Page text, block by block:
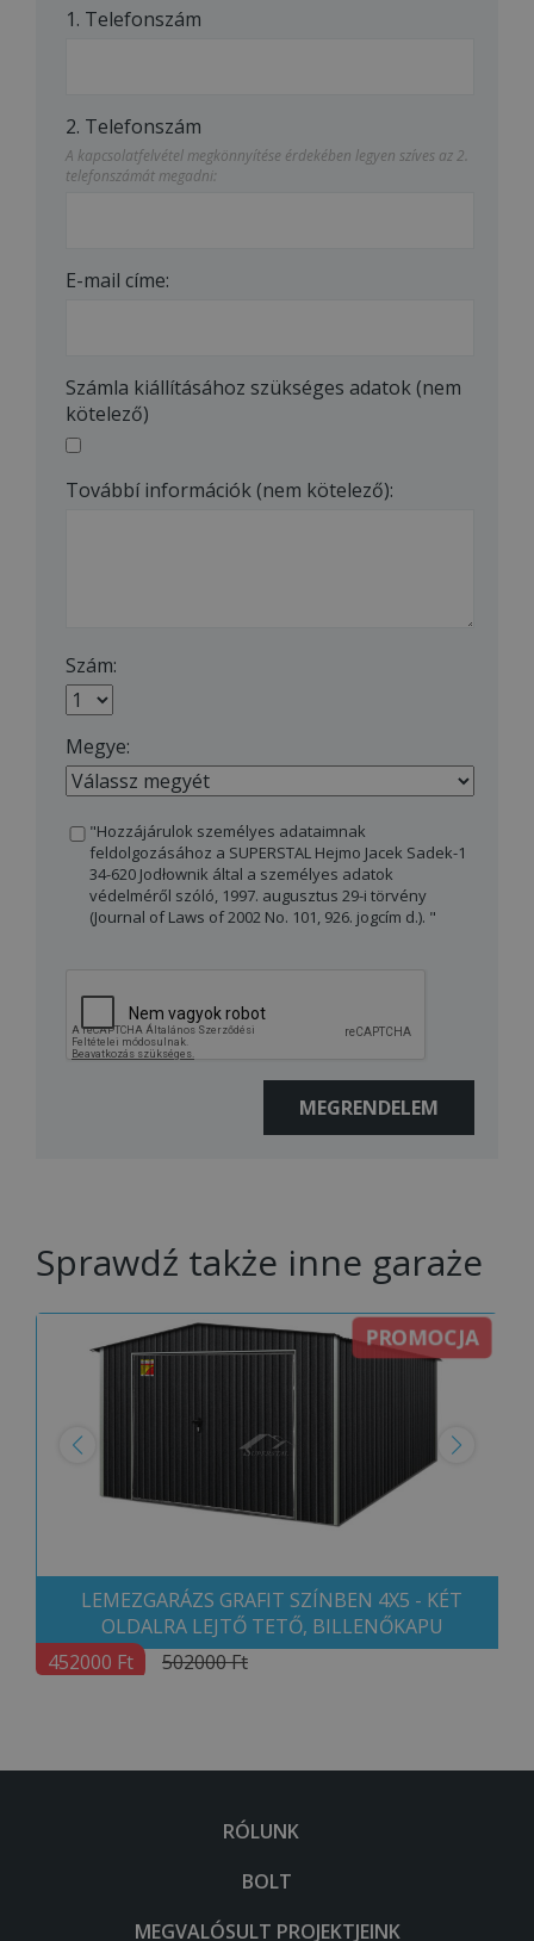
1. Telefonszám
2. Telefonszám
A kapcsolatfelvétel megkönnyítése érdekében legyen szíves az 2.
telefonszámát megadni:
E-mail címe:
Számla kiállításához szükséges adatok (nem
kötelező)
Továbbí információk (nem kötelező):
Szám:
Megye:
"Hozzájárulok személyes adataimnak
feldolgozásához a SUPERSTAL Hejmo Jacek Sadek-1
34-620 Jodłownik által a személyes adatok
védelméről szóló, 1997. augusztus 29-i törvény
(Journal of Laws of 2002 No. 101, 926. jogcím d.). "
Sprawdź także inne garaże
LEMEZGARÁZS GRAFIT SZÍNBEN 4X5 - KÉT
OLDALRA LEJTŐ TETŐ, BILLENŐKAPU
452000 Ft
502000 Ft
PROMOCJA
RÓLUNK
BOLT
MEGVALÓSULT PROJEKTJEINK